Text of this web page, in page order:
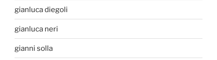
gianluca diegoli
gianluca neri
gianni solla